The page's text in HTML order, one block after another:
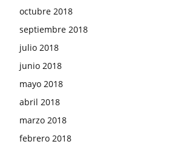
octubre 2018
septiembre 2018
julio 2018
junio 2018
mayo 2018
abril 2018
marzo 2018
febrero 2018